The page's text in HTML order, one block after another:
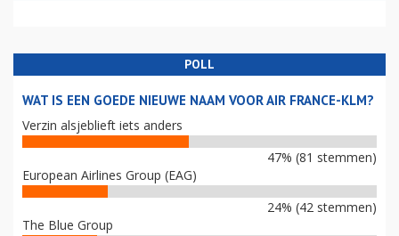
POLL
WAT IS EEN GOEDE NIEUWE NAAM VOOR AIR FRANCE-KLM?
Verzin alsjeblieft iets anders
47% (81 stemmen)
European Airlines Group (EAG)
24% (42 stemmen)
The Blue Group